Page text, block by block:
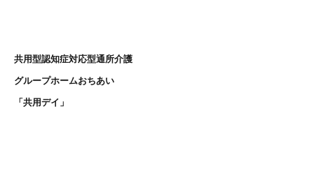
共用型認知症対応型通所介護
グループホームおちあい
「共用デイ」